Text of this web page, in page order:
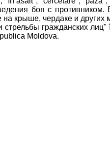
боя с противником.
крыше, чердаке и других
гражданских
Moldova.